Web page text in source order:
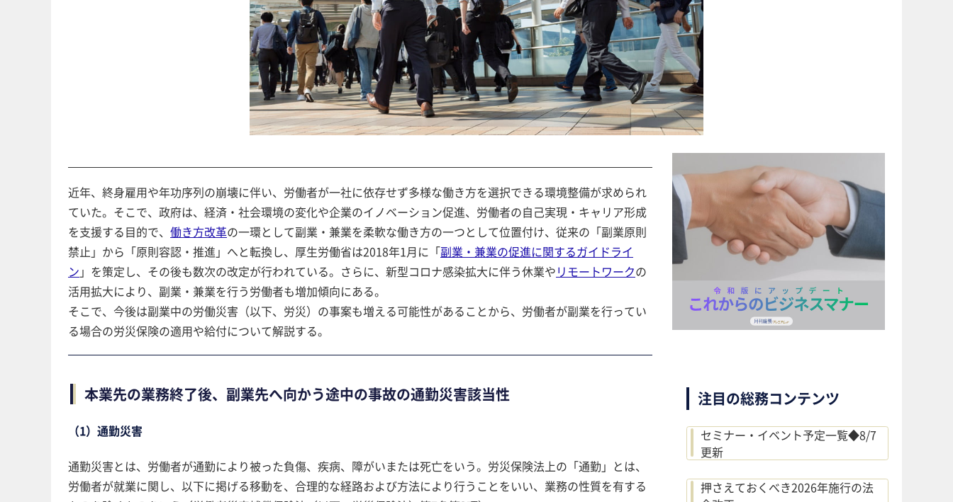
注目の総務コンテンツ
セミナー・イベント予定一覧◆8/7
更新
押さえておくべき2026年施行の法
近年、終身雇用や年功序列の崩壊に伴い、労働者が一社に依存せず多様な働き方を選択できる環境整備が求められ
ていた。そこで、政府は、経済・社会環境の変化や企業のイノベーション促進、労働者の自己実現・キャリア形成
を支援する目的で、 働き方改革の一環として副業・兼業を柔軟な働き方の一つとして位置付け、従来の「副業原則
禁止」から「原則容認・推進」へと転換し、厚生労働省は2018年1月に「副業・兼業の促進に関するガイドライ
ン 」を策定し、その後も数次の改定が行われている。さらに、新型コロナ感染拡大に伴う休業やリモートワークの
活用拡大により、副業・兼業を行う労働者も増加傾向にある。
そこで、今後は副業中の労働災害（以下、労災）の事案も増える可能性があることから、労働者が副業を行ってい
る場合の労災保険の適用や給付について解説する。
本業先の業務終了後、副業先へ向かう途中の事故の通勤災害該当性
（1）通勤災害
通勤災害とは、労働者が通勤により被った負傷、疾病、障がいまたは死亡をいう。労災保険法上の「通勤」とは、
労働者が就業に関し、以下に掲げる移動を、合理的な経路および方法により行うことをいい、業務の性質を有する